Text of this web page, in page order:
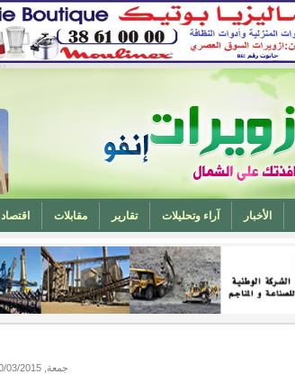
الأخبار آراء وتحليلات تقارير مقابلات اقتصاد
ابناء ازويرات مهندسا في الهندسة الميكانيكية من المغرب (تهنئة)
جمعة, 20/03/2015 - 08:42